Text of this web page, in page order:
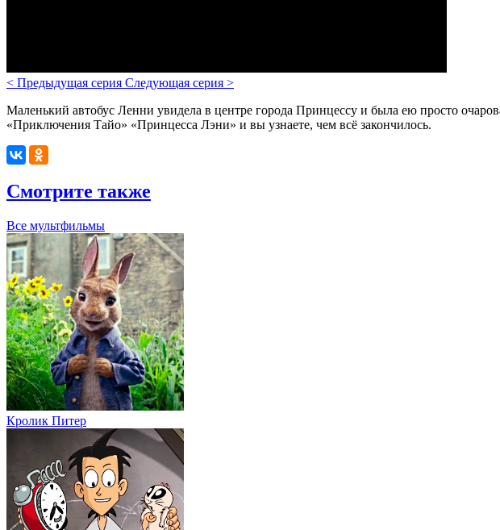
< Предыдущая серия Следующая серия >
Маленький автобус Ленни увидела в центре города Принцессу и была ею просто
«Приключения Тайо» «Принцесса Лэни» и вы узнаете, чем всё закончилось.
Смотрите также
Все мультфильмы
Кролик Питер